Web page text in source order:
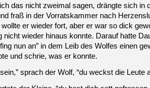
das nicht zweimal sagen, drängte sich in
fraß in der Vorratskammer nach
wollte er wieder fort, aber er war so dick
nicht wieder hinaus konnte. Darauf hatte
nun an” in dem Leib des Wolfes einen
und schrie, was er konnte.
sprach der Wolf, “du weckst die Leute